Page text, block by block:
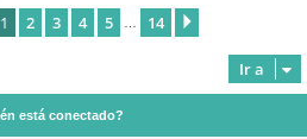
de 14
1 2 3 4 5 14
Ir a
está conectado?